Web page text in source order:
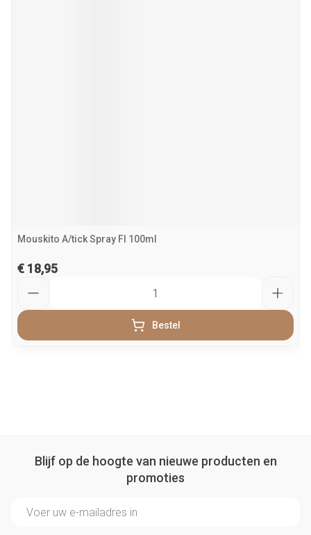
Mouskito A/tick Spray Fl 100ml
€ 18,95
Bestel
Blijf op de hoogte van nieuwe producten en
promoties